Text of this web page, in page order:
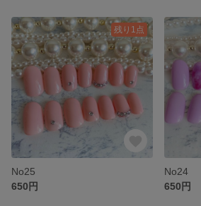
残り1点
No25
650円
No24
650円